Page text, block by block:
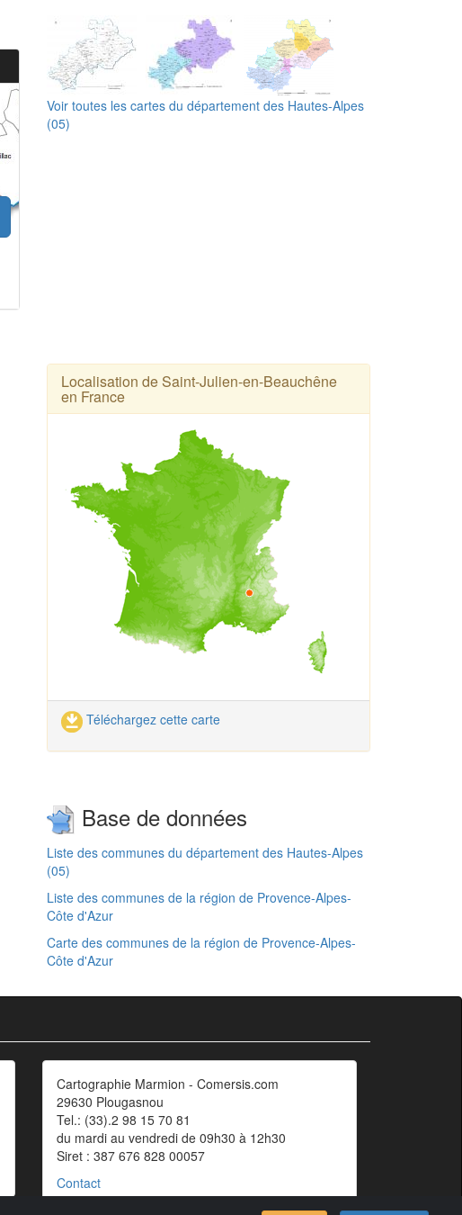
Voir toutes les cartes du département des Hautes-Alpes
(05)
Localisation de Saint-Julien-en-Beauchêne
en France
Téléchargez cette carte
Base de données
Liste des communes du département des Hautes-Alpes
(05)
Liste des communes de la région de Provence-Alpes-
Côte d'Azur
Carte des communes de la région de Provence-Alpes-
Côte d'Azur
Cartographie Marmion - Comersis.com
29630 Plougasnou
Tel.: (33).2 98 15 70 81
du mardi au vendredi de 09h30 à 12h30
Siret : 387 676 828 00057
Contact